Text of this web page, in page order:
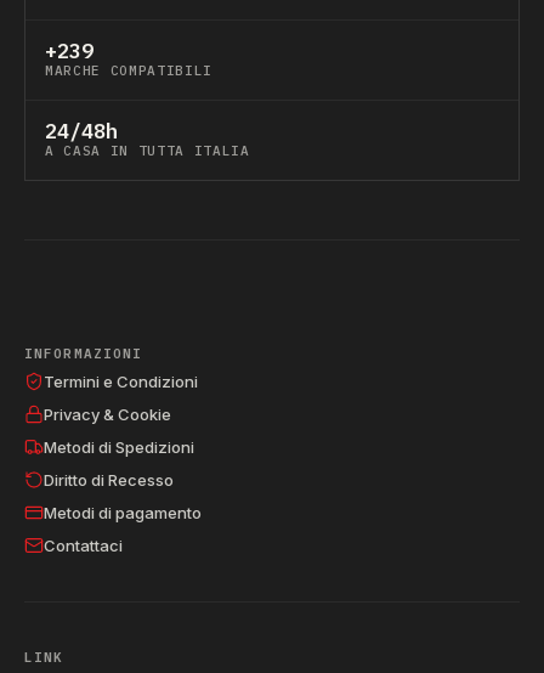
+239
MARCHE COMPATIBILI
24/48h
A CASA IN TUTTA ITALIA
INFORMAZIONI
Termini e Condizioni
Privacy & Cookie
Metodi di Spedizioni
Diritto di Recesso
Metodi di pagamento
Contattaci
LINK